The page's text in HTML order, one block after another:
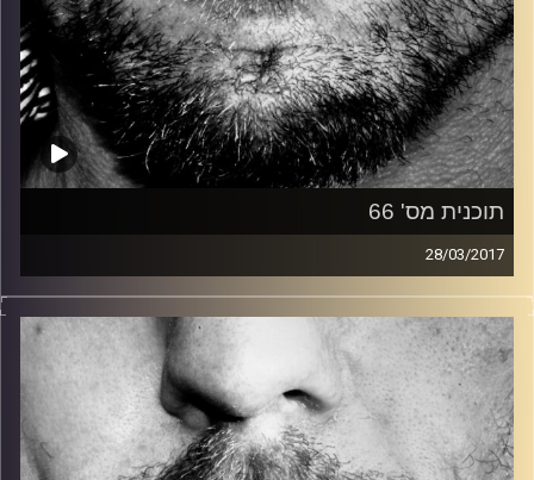
תוכנית מס' 66
28/03/2017
זיפים, מוזיקה מחוספסת של הופעות חיות. הרבה ג'אם, רוק,
בלוז, bluegrass, ג'אז, Fאנק, פרוגרסיב ואפילו אלקטרוניקה.
כל מה שחי, אמיתי ונושם.
עם שמוליק רגב.
קרדיט תמונות: David Goehring